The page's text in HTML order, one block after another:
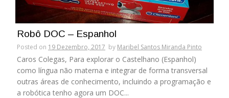
Robô DOC – Espanhol
Posted on 19 Dezembro, 2017 by Maribel Santos Miranda Pinto
Caros Colegas, Para explorar o Castelhano (Espanhol)
como língua não materna e integrar de forma transversal
outras áreas de conhecimento, incluindo a programação e
a robótica tenho agora um DOC...